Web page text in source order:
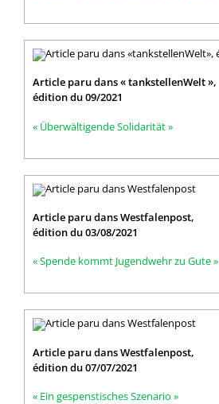
Article paru dans « tankstellenWelt »,
édition du 09/2021
« Überwältigende Solidarität »
Article paru dans Westfalenpost,
édition du 03/08/2021
« Spende kommt Jugendwehr zu Gute »
Article paru dans Westfalenpost,
édition du 07/07/2021
« Ein gespenstisches Szenario »